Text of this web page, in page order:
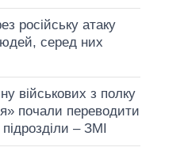
російську атаку
серед них
військових з полку
почали переводити
підрозділи – ЗМІ